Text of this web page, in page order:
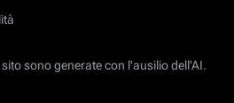
sono generate con l'ausilio dell'AI.